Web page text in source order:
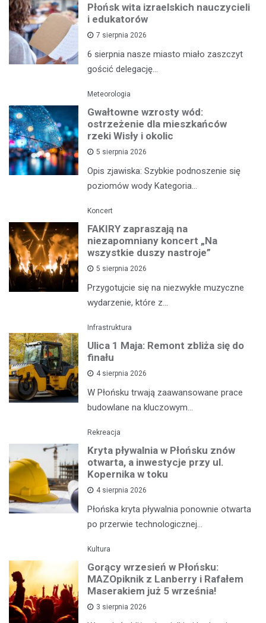
Płońsk wita izraelskich nauczycieli
i edukatorów
7 sierpnia 2026
6 sierpnia nasze miasto miało zaszczyt
gościć delegację…
Meteorologia
Gwałtowne wzrosty wód:
ostrzeżenie dla mieszkańców
rzeki Wisły i okolic
5 sierpnia 2026
Opis zjawiska: Szybkie podnoszenie się
poziomów wody Kategoria…
Koncert
FAKIRY zapraszają na
niezapomniany koncert „Na
wszystkie duszy nastroje”
5 sierpnia 2026
Przygotujcie się na niezwykłe muzyczne
wydarzenie, które z…
Infrastruktura
Ulica 1 Maja: Remont zbliża się do
finału
4 sierpnia 2026
W Płońsku trwają zaawansowane prace
budowlane na kluczowym…
Rekreacja
Kryta pływalnia w Płońsku znów
otwarta, a inwestycje przy ul.
Kopernika w toku
4 sierpnia 2026
Płońska kryta pływalnia ponownie otwarta
po przerwie technologicznej…
Kultura
Gorący wrzesień w Płońsku:
MAZOpiknik z Lanberry i Rafałem
Maserakiem już 5 września!
3 sierpnia 2026